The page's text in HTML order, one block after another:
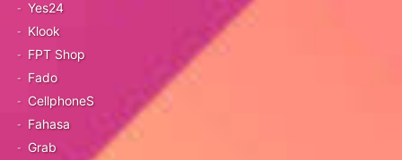
Yes24
Klook
FPT Shop
Fado
CellphoneS
Fahasa
Grab